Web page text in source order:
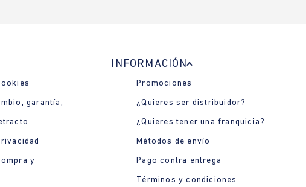
garantía,
y
INFORMACIÓN
Promociones
¿Quieres ser distribuidor?
¿Quieres tener una franquicia?
Métodos de envío
Pago contra entrega
Términos y condiciones